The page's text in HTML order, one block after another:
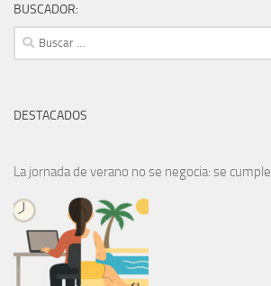
BUSCADOR:
Buscar:
DESTACADOS
La jornada de verano no se negocia: se cumple